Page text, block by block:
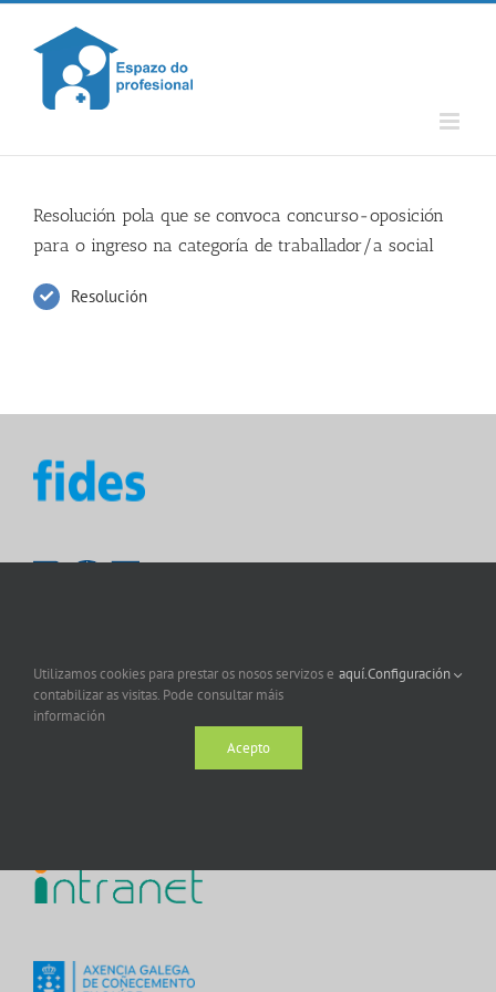
Skip
content
Resolución pola que se convoca concurso-oposición
para o ingreso na categoría de traballador/a social
Resolución
Utilizamos cookies para prestar os nosos servizos e
contabilizar as visitas. Pode consultar máis
información
aquí.Configuración
Acepto